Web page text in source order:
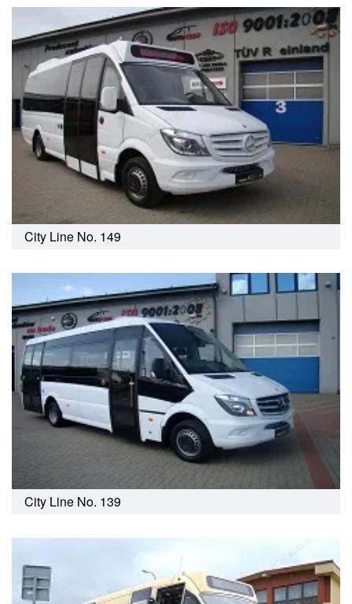
City Line No. 149
City Line No. 139